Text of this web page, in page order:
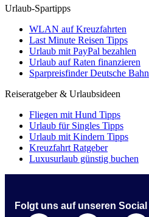
Urlaub-Spartipps
WLAN auf Kreuzfahrten
Last Minute Reisen Tipps
Urlaub mit PayPal bezahlen
Urlaub auf Raten finanzieren
Sparpreisfinder Deutsche Bahn
Reiseratgeber & Urlaubsideen
Fliegen mit Hund Tipps
Urlaub für Singles Tipps
Urlaub mit Kindern Tipps
Kreuzfahrt Ratgeber
Luxusurlaub günstig buchen